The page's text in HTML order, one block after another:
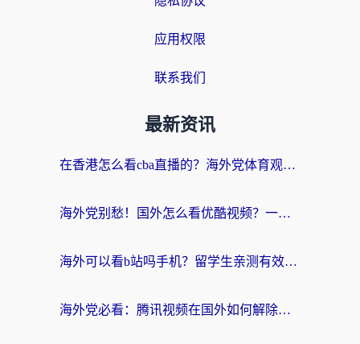
应用权限
联系我们
最新资讯
在香港怎么看cba直播的？海外党体育观赛终极指南：告别版权限制，畅享中文解说
海外党别愁！国外怎么看优酷视频？一招解决追剧、看直播难题
海外可以看b站吗手机？留学生亲测有效的回国加速指南
海外党必看：腾讯视频在国外如何解除地域限制？附优酷咪咕使用指南